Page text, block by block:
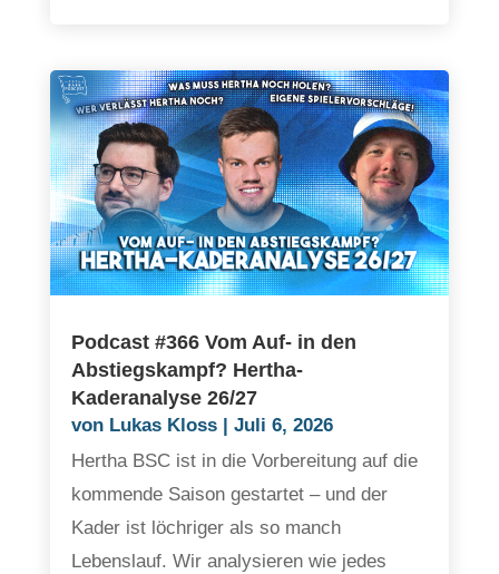
Podcast #366 Vom Auf- in den
Abstiegskampf? Hertha-
Kaderanalyse 26/27
von Lukas Kloss| Juli 6, 2026
Hertha BSC ist in die Vorbereitung auf die
kommende Saison gestartet – und der
Kader ist löchriger als so manch
Lebenslauf. Wir analysieren wie jedes